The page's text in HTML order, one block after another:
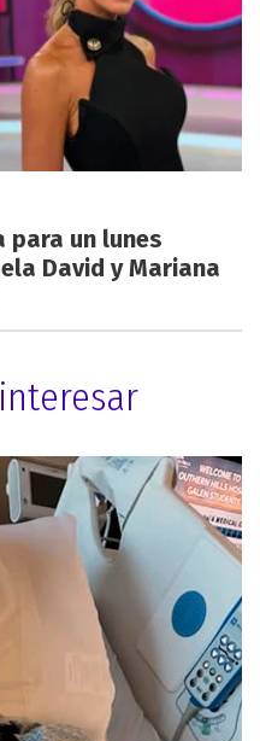
para un lunes
David y Mariana